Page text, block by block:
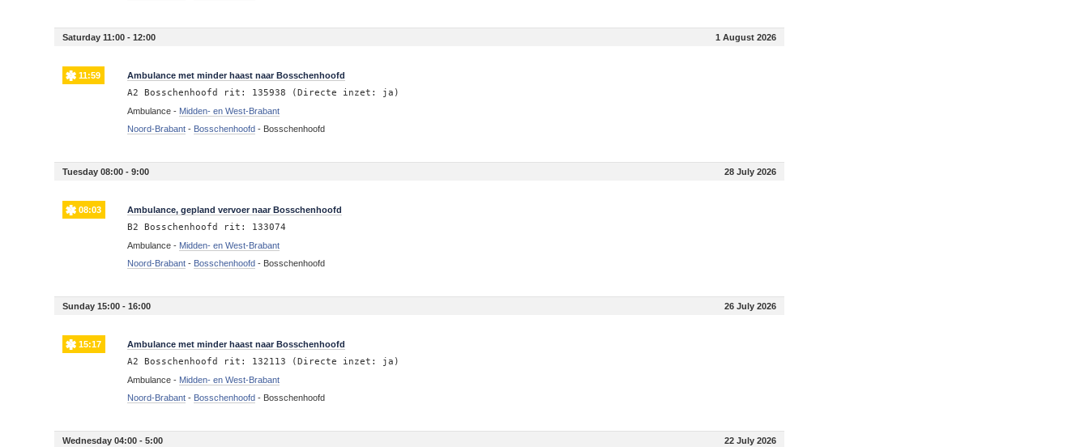
Saturday 11:00 - 12:00 1 August 2026
11:59 Ambulance met minder haast naar Bosschenhoofd
A2 Bosschenhoofd rit: 135938 (Directe inzet: ja)
Ambulance - Midden- en West-Brabant
Noord-Brabant - Bosschenhoofd - Bosschenhoofd
Tuesday 08:00 - 9:00 28 July 2026
08:03 Ambulance, gepland vervoer naar Bosschenhoofd
B2 Bosschenhoofd rit: 133074
Ambulance - Midden- en West-Brabant
Noord-Brabant - Bosschenhoofd - Bosschenhoofd
Sunday 15:00 - 16:00 26 July 2026
15:17 Ambulance met minder haast naar Bosschenhoofd
A2 Bosschenhoofd rit: 132113 (Directe inzet: ja)
Ambulance - Midden- en West-Brabant
Noord-Brabant - Bosschenhoofd - Bosschenhoofd
Wednesday 04:00 - 5:00 22 July 2026